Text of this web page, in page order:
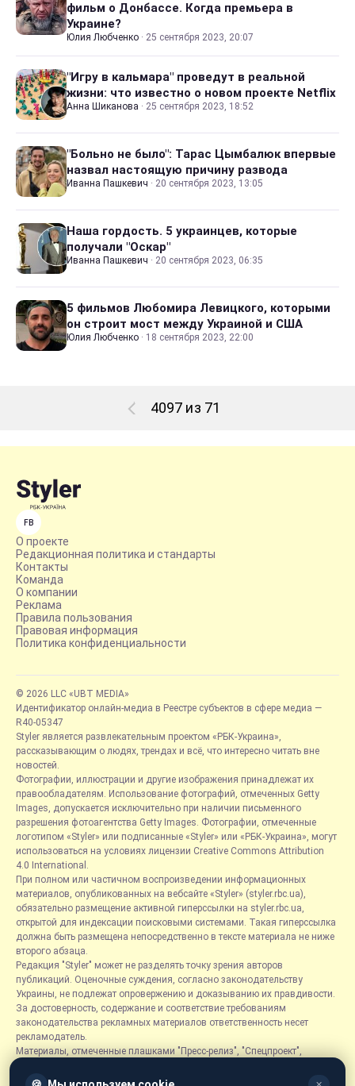
фильм о Донбассе. Когда премьера в
Украине?
Юлия Любченко · 25 сентября 2023, 20:07
"Игру в кальмара" проведут в реальной
жизни: что известно о новом проекте Netflix
Анна Шиканова · 25 сентября 2023, 18:52
"Больно не было": Тарас Цымбалюк впервые
назвал настоящую причину развода
Иванна Пашкевич · 20 сентября 2023, 13:05
Наша гордость. 5 украинцев, которые
получали "Оскар"
Иванна Пашкевич · 20 сентября 2023, 06:35
5 фильмов Любомира Левицкого, которыми
он строит мост между Украиной и США
Юлия Любченко · 18 сентября 2023, 22:00
4097 из 71
FB
О проекте
Редакционная политика и стандарты
Контакты
Команда
О компании
Реклама
Правила пользования
Правовая информация
Политика конфиденциальности
© 2026 LLC «UBT MEDIA»
Идентификатор онлайн-медиа в Реестре субъектов в сфере медиа —
R40-05347
Styler является развлекательным проектом «РБК-Украина»,
рассказывающим о людях, трендах и всё, что интересно читать вне
новостей.
Фотографии, иллюстрации и другие изображения принадлежат их
правообладателям. Использование фотографий, отмеченных Getty
Images, допускается исключительно при наличии письменного
разрешения фотоагентства Getty Images. Фотографии, отмеченные
логотипом «Styler» или подписанные «Styler» или «РБК-Украина», могут
использоваться на условиях лицензии Creative Commons Attribution
4.0 International.
При полном или частичном воспроизведении информационных
материалов, опубликованных на вебсайте «Styler» (styler.rbc.ua),
обязательно размещение активной гиперссылки на styler.rbc.ua,
открытой для индексации поисковыми системами. Такая гиперссылка
должна быть размещена непосредственно в тексте материала не ниже
второго абзаца.
Редакция "Styler" может не разделять точку зрения авторов
публикаций. Оценочные суждения, согласно законодательству
Украины, не подлежат опровержению и доказыванию их правдивости.
За достоверность, содержание и соответствие требованиям
законодательства рекламных материалов ответственность несет
рекламодатель.
Материалы, отмеченные плашками "Пресс-релиз", "Спецпроект",
размещаются на правах рекламы.